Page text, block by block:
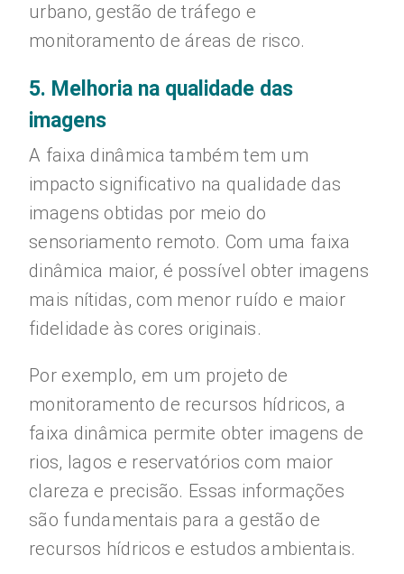
urbano, gestão de tráfego e
monitoramento de áreas de risco.
5. Melhoria na qualidade das
imagens
A faixa dinâmica também tem um
impacto significativo na qualidade das
imagens obtidas por meio do
sensoriamento remoto. Com uma faixa
dinâmica maior, é possível obter imagens
mais nítidas, com menor ruído e maior
fidelidade às cores originais.
Por exemplo, em um projeto de
monitoramento de recursos hídricos, a
faixa dinâmica permite obter imagens de
rios, lagos e reservatórios com maior
clareza e precisão. Essas informações
são fundamentais para a gestão de
recursos hídricos e estudos ambientais.